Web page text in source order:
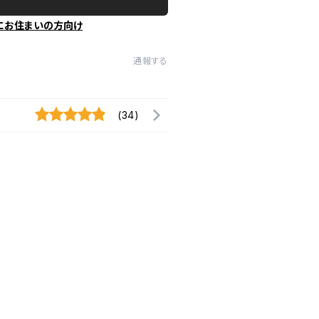
お住まいの方向け
通報する
(34)